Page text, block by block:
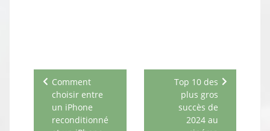
Navigation
l’article
Comment
choisir entre
un iPhone
reconditionné
Top 10 des
plus gros
succès de
2024 au